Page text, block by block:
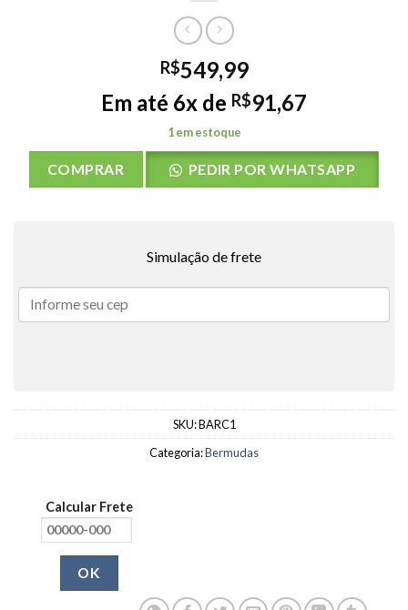
R$549,99
Em até 6x de R$91,67
1 em estoque
COMPRAR PEDIR POR WHATSAPP
Simulação de frete
SKU:BARC1
Categoria:Bermudas
Calcular Frete
OK